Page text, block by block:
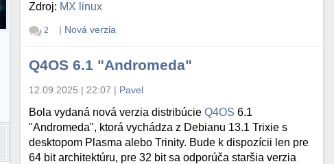
Zdroj: MX linux
2 | Nová verzia
Q4OS 6.1 "Andromeda"
12.09.2025 | 22:07 | Pavel
Bola vydaná nová verzia distribúcieQ4OS 6.1
"Andromeda", ktorá vychádza z Debianu 13.1 Trixie s
desktopom Plasma alebo Trinity. Bude k dispozícii len pre
64 bit architektúru, pre 32 bit sa odporúča staršia verzia